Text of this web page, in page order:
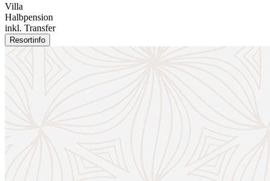
Villa
Halbpension
inkl. Transfer
Resortinfo